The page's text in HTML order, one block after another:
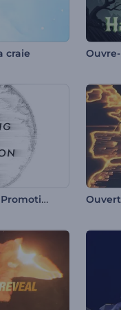
craie
Marketing en ligne et Promotion SEO